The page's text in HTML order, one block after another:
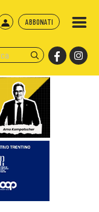
ABBONATI